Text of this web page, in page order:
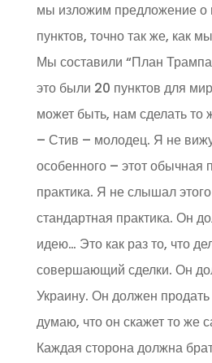
мы изложим предложение о
пунктов, точно так же, как
Мы составили “План
это были 20 пунктов для
может быть, нам сделать то
– Стив – молодец. Я не
особенного – этот обычная
практика. Я не слышал
стандартная практика. Он
идею… Это как раз то, что
совершающий сделки. Он
Украину. Он должен
думаю, что он скажет то же
Каждая сторона должна